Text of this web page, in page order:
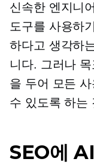
신속한 엔지니
도구를 사용하
하다고 생각하
니다. 그러나
을 두어 모든
수 있도록 하는
SEO에